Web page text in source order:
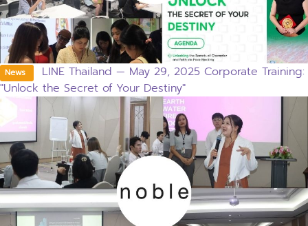
News
LINE Thailand — May 29, 2025 Corporate Training:
"Unlock the Secret of Your Destiny"